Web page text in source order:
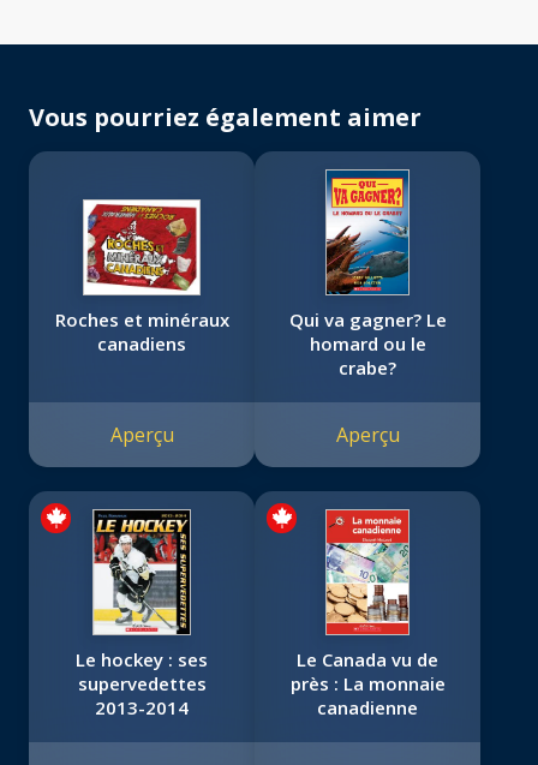
Vous pourriez également aimer
Roches et minéraux
canadiens
Aperçu
Qui va gagner? Le
homard ou le
crabe?
Aperçu
Le hockey : ses
supervedettes
2013-2014
Le Canada vu de
près : La monnaie
canadienne